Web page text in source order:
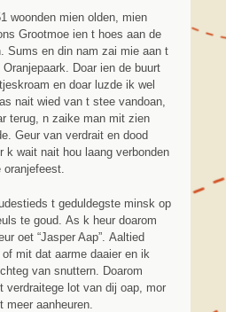
woonden mien olden, mien
Grootmoe ien t hoes aan de
Sums en din nam zai mie aan t
Doar ien de buurt
en doar luzde ik wel
nait wied van t stee vandoan,
terug, n zaike man mit zien
Geur van verdrait en dood
k wait nait hou laang verbonden
oranjefeest.
t geduldegste minsk op
te goud. As k heur doarom
oet “Jasper Aap”. Aaltied
mit dat aarme daaier en ik
van snuttern. Doarom
verdraitege lot van dij oap, mor
aanheuren.